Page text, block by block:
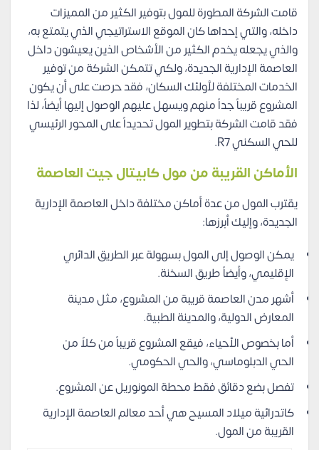
قامت الشركة المطورة للمول بتوفير الكثير من المميزات
داخله، والتي إحداها كان الموقع الاستراتيجي الذي يتمتع به،
والذي يجعله يخدم الكثير من الأشخاص الذين يعيشون داخل
العاصمة الإدارية الجديدة، ولكي تتمكن الشركة من توفير
الخدمات المختلفة لأولئك السكان، فقد حرصت على أن يكون
المشروع قريباً جداً منهم ويسهل عليهم الوصول إليها أيضاً، لذا
فقد قامت الشركة بتطوير المول تحديداً على المحور الرئيسي
للحي السكني R7.
الأماكن القريبة من مول كابيتال جيت العاصمة
يقترب المول من عدة أماكن مختلفة داخل العاصمة الإدارية
الجديدة، وإليك أبرزها:
يمكن الوصول إلى المول بسهولة عبر الطريق الدائري
الإقليمي، وأيضاً طريق السخنة.
أشهر مدن العاصمة قريبة من المشروع، مثل مدينة
المعارض الدولية، والمدينة الطبية.
أما بخصوص الأحياء، فيقع المشروع قريباً من كلاً من
الحي الدبلوماسي، والحي الحكومي.
تفصل بضع دقائق فقط محطة المونوريل عن المشروع.
كاتدرائية ميلاد المسيح هي أحد معالم العاصمة الإدارية
القريبة من المول.